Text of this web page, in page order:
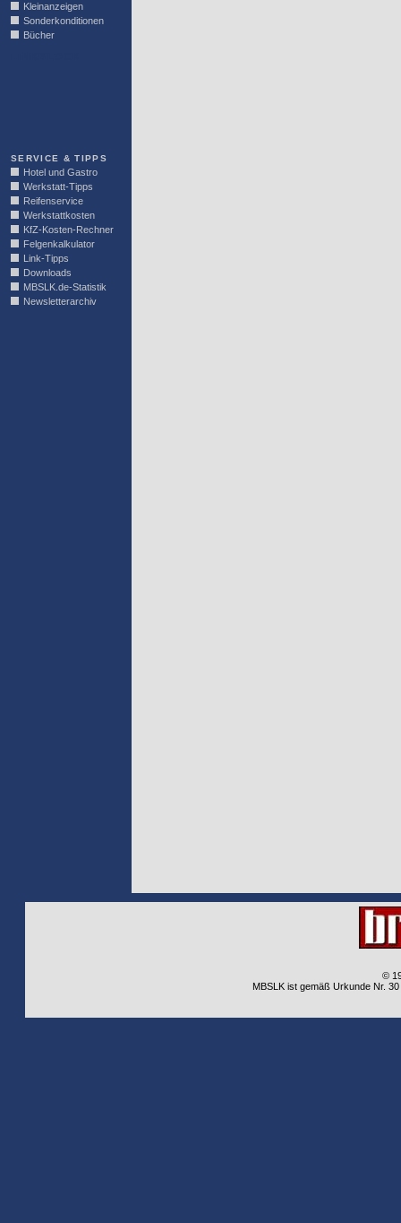
Kleinanzeigen
Sonderkonditionen
Bücher
SERVICE & TIPPS
Hotel und Gastro
Werkstatt-Tipps
Reifenservice
Werkstattkosten
KfZ-Kosten-Rechner
Felgenkalkulator
Link-Tipps
Downloads
MBSLK.de-Statistik
Newsletterarchiv
©
MBSLK ist gemäß Urkunde Nr.